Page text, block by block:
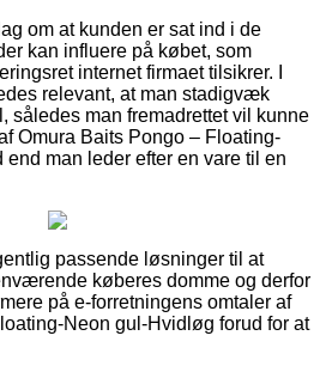
om at kunden er sat ind i de
kan influere på købet, som
internet firmaet tilsikrer. I
relevant, at man stadigvæk
således man fremadrettet vil kunne
Omura Baits Pongo – Floating-
man leder efter en vare til en
passende løsninger til at
køberes domme og derfor
på e-forretningens omtaler af
Neon gul-Hvidløg forud for at